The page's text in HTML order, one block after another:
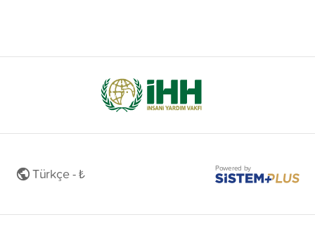
Türkçe - ₺ Powered by